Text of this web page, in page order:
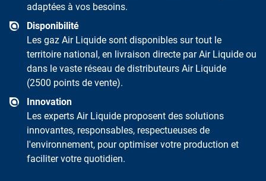
adaptées à vos besoins.
Disponibilité
Les gaz Air Liquide sont disponibles sur tout le
territoire national, en livraison directe par Air Liquide ou
dans le vaste réseau de distributeurs Air Liquide
(2500 points de vente).
Innovation
Les experts Air Liquide proposent des solutions
innovantes, responsables, respectueuses de
l'environnement, pour optimiser votre production et
faciliter votre quotidien.